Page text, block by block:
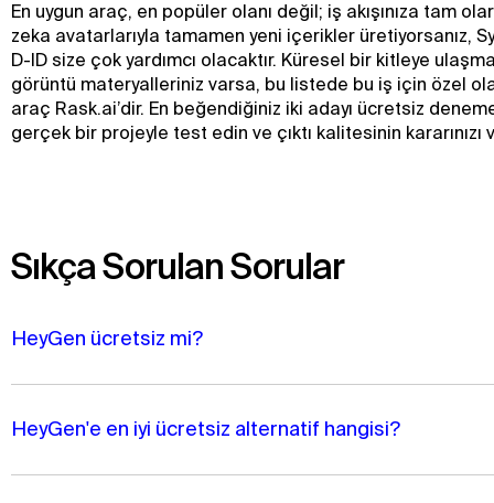
En uygun araç, en popüler olanı değil; iş akışınıza tam
zeka avatarlarıyla tamamen yeni içerikler üretiyorsanız,
D-ID size çok yardımcı olacaktır. Küresel bir kitleye
görüntü materyalleriniz varsa, bu listede bu iş için özel
araç Rask.ai’dir. En beğendiğiniz iki adayı ücretsiz
gerçek bir projeyle test edin ve çıktı kalitesinin kararınızı
Sıkça Sorulan Sorular
HeyGen ücretsiz mi?
HeyGen'e en iyi ücretsiz alternatif hangisi?